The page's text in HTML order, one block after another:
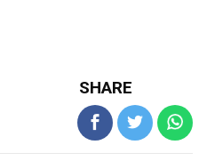
SHARE